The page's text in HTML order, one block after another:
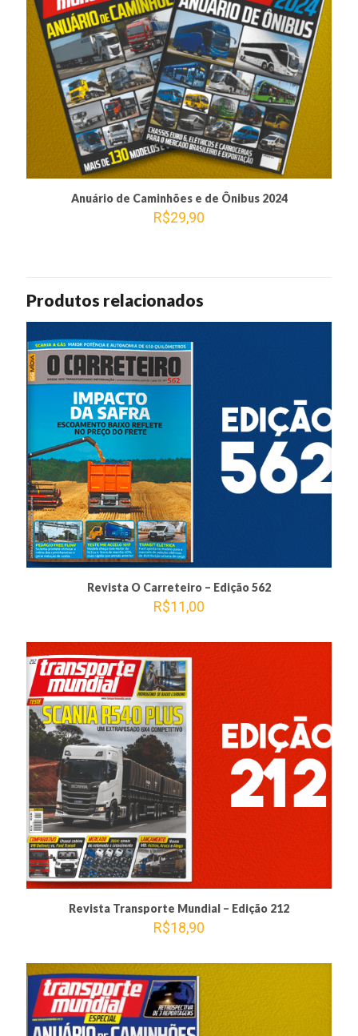
Anuário de Caminhões e de Ônibus 2024
R$29,90
Produtos relacionados
Revista O Carreteiro – Edição 562
R$11,00
Revista Transporte Mundial – Edição 212
R$18,90